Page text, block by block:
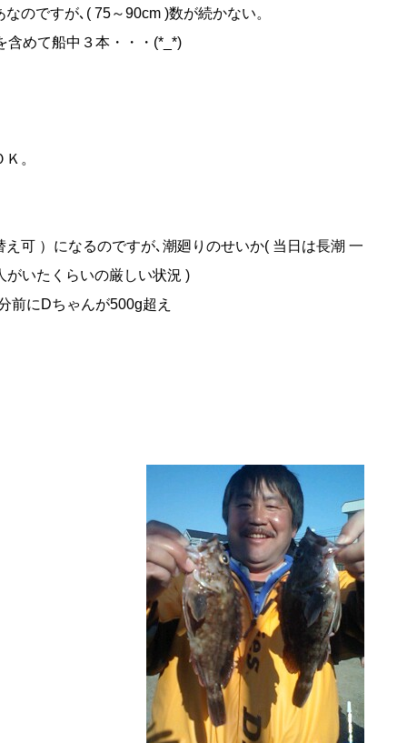
ですが､( 75～90cm )数が続かない。
含めて船中３本・・・(*_*)
。
可 ）になるのですが､潮廻りのせいか( 当日は長潮 一
がいたくらいの厳しい状況 )
前にDちゃんが500g超え